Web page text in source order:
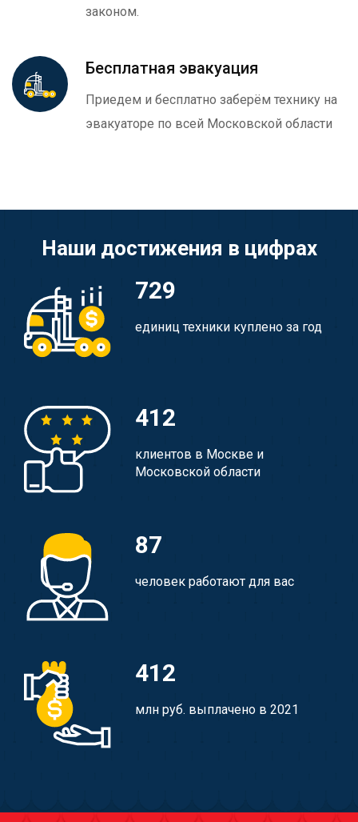
законом.
Бесплатная эвакуация
Приедем и бесплатно заберём технику на
эвакуаторе по всей Московской области
Наши достижения в цифрах
729
единиц техники куплено за год
412
клиентов в Москве и
Московской области
87
человек работают для вас
412
млн руб. выплачено в 2021